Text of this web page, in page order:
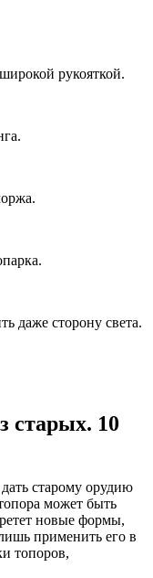
рукояткой.
даже сторону света.
старых. 10
старому орудию
может быть
новые формы,
лишь применить его в
топоров,